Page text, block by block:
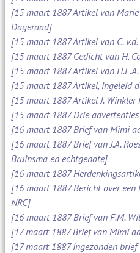
[15 maart 1887 Artikel van
Dageraad]
[15 maart 1887 Artikel van C.
[15 maart 1887 Gedicht van H.
[15 maart 1887 Artikel van
[15 maart 1887 Artikel, ingeleid
[15 maart 1887 Artikel J. Winkler
[15 maart 1887 Drie
[16 maart 1887 Brief van Mimi
[16 maart 1887 Brief van J.A.
Bruinsma en echtgenote]
[16 maart 1887
[16 maart 1887 Bericht over
NRC]
[16 maart 1887 Brief van F.M.
[17 maart 1887 Brief van Mimi
[17 maart 1887 Ingezonden